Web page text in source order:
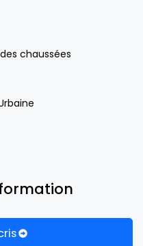
chaussées